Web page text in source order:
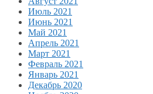
Июль 2021
Июнь 2021
Май 2021
Апрель 2021
Март 2021
Февраль 2021
Январь 2021
Декабрь 2020